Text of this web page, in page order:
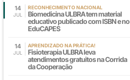
14
JUL
RECONHECIMENTO NACIONAL
Biomedicina ULBRA tem material
educativo publicado com ISBN e no
EduCAPES
14
JUL
APRENDIZADO NA PRÁTICA!
Fisioterapia ULBRA leva
atendimentos gratuitos na Corrida
da Cooperação